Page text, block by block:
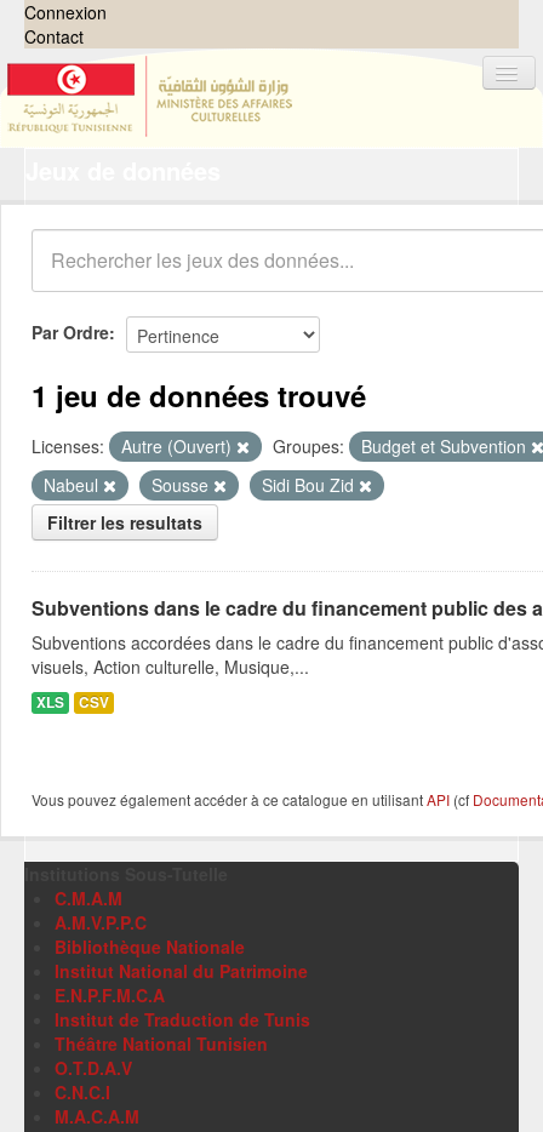
Connexion
Contact
Organisations
Groupes
Demandes 0
À propos
Par Ordre
1 jeu de données trouvé
Licenses: Autre (Ouvert) Groupes:
Budget et Subvention
Nabeul
Sousse
Sidi Bou Zid
Filtrer les resultats
Subventions dans le cadre du financement public des
Subventions accordées dans le cadre du financement public
visuels, Action culturelle, Musique,...
XLS CSV
Vous pouvez également accéder à ce catalogue en utilisantAPI (cf
C.M.A.M
A.M.V.P.P.C
Bibliothèque Nationale
Institut National du Patrimoine
E.N.P.F.M.C.A
Institut de Traduction de Tunis
Théâtre National Tunisien
O.T.D.A.V
C.N.C.I
M.A.C.A.M